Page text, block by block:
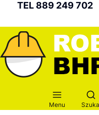
TEL 889 249 702
Menu